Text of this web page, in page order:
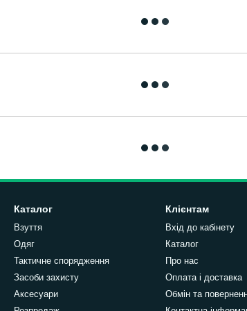
Каталог
Взуття
Одяг
Тактичне спорядження
Засоби захисту
Аксесуари
Клієнтам
Вхід до кабінету
Каталог
Про нас
Оплата і доставка
Обмін та